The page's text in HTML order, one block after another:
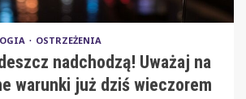
OSTRZEŻENIA
nadchodzą! Uważaj na
warunki już dziś wieczorem